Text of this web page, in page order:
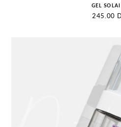
GEL
Prix
245.00